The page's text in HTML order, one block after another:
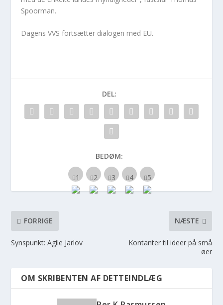
Spoorman.
Dagens VVS fortsætter dialogen med EU.
DEL:
BEDØM:
FORRIGE
Synspunkt: Agile Jarlov
NÆSTE
Kontanter til ideer på små
øer
OM SKRIBENTEN AF DETTEINDLÆG